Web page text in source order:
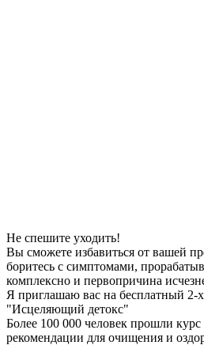
Не спешите уходить!
Вы сможете избавиться от вашей
боритесь с симптомами,
комплексно и первопричина
Я приглашаю вас на бесплатный 2-
"Исцеляющий детокс"
Более 100 000 человек прошли
рекомендации для очищения и